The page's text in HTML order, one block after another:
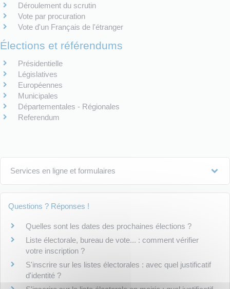
Déroulement du scrutin
Vote par procuration
Vote d'un Français de l'étranger
Élections et référendums
Présidentielle
Législatives
Européennes
Municipales
Départementales - Régionales
Referendum
Services en ligne et formulaires
Questions ? Réponses !
Quelles sont les dates des prochaines élections ?
Liste électorale, bureau de vote... : comment vérifier
votre inscription ?
S'inscrire sur les listes électorales : avec quel justificatif
d'identité ?